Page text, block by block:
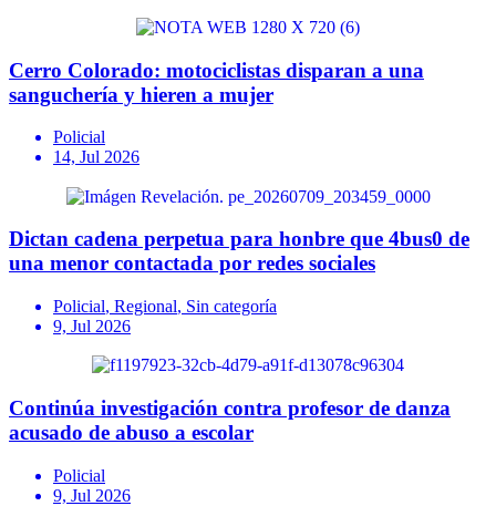
Cerro Colorado: motociclistas disparan a una
sanguchería y hieren a mujer
Policial
14, Jul 2026
Dictan cadena perpetua para honbre que 4bus0 de
una menor contactada por redes sociales
Policial, Regional, Sin categoría
9, Jul 2026
Continúa investigación contra profesor de danza
acusado de abuso a escolar
Policial
9, Jul 2026